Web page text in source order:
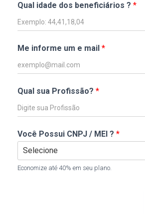
Qual idade dos beneficiários ? *
Me informe um e mail *
Qual sua Profissão? *
Você Possui CNPJ / MEI ? *
Economize até 40% em seu plano.